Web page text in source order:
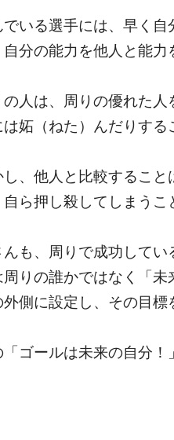
でいる選手には、早く
自分の能力を他人と能力
の人は、周りの優れた人
は妬（ねた）んだりする
し、他人と比較するこ
自ら押し殺してしまうこ
んも、周りで成功して
周りの誰かではなく「
外側に設定し、その目標
「ゴールは未来の自分！